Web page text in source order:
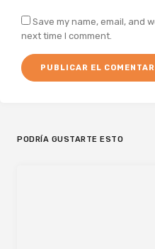
Save my name, email, and
next time I comment.
PODRÍA GUSTARTE ESTO